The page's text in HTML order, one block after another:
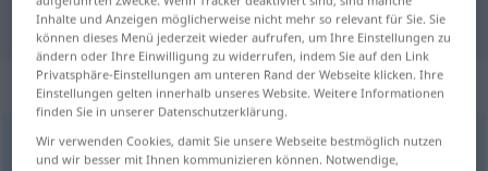
"sicherlich" Japanisch Übersetzung
„sicherlich“
sicherlich
Inhalte und Anzeigen möglicherweise nicht mehr so relevant für Sie. Sie
können dieses Menü jederzeit wieder aufrufen, um Ihre Einstellungen zu
ändern oder Ihre Einwilligung zu widerrufen, indem Sie auf den Link
Privatsphäre-Einstellungen am unteren Rand der Webseite klicken. Ihre
Einstellungen gelten innerhalb unseres Website. Weitere Informationen
finden Sie in unserer Datenschutzerklärung.
Wir verwenden Cookies, damit Sie unsere Webseite bestmöglich nutzen
und wir besser mit Ihnen kommunizieren können. Notwendige,